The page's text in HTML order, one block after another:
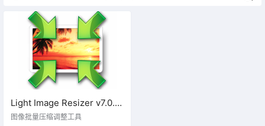
Light Image Resizer v7.0.9
中文绿色版
图像批量压缩调整工具